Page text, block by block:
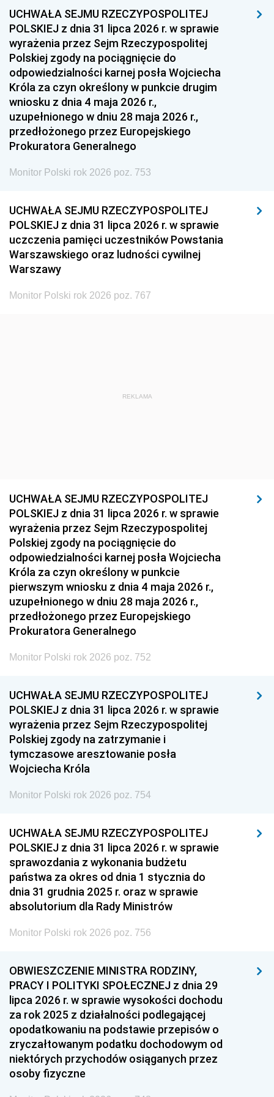
1954 1953 1952
1951 1950 1949
1948 1947
1939 1938 1937
1936 1930
UCHWAŁA SEJMU RZECZYPOSPOLITEJ
POLSKIEJ z dnia 31 lipca 2026 r. w sprawie
wyrażenia przez Sejm Rzeczypospolitej
Polskiej zgody na pociągnięcie do
odpowiedzialności karnej posła Wojciecha
Króla za czyn określony w punkcie drugim
wniosku z dnia 4 maja 2026 r.,
uzupełnionego w dniu 28 maja 2026 r.,
przedłożonego przez Europejskiego
Prokuratora Generalnego
Monitor Polski rok 2026 poz. 753
UCHWAŁA SEJMU RZECZYPOSPOLITEJ
POLSKIEJ z dnia 31 lipca 2026 r. w sprawie
uczczenia pamięci uczestników Powstania
Warszawskiego oraz ludności cywilnej
Warszawy
Monitor Polski rok 2026 poz. 767
REKLAMA
UCHWAŁA SEJMU RZECZYPOSPOLITEJ
POLSKIEJ z dnia 31 lipca 2026 r. w sprawie
wyrażenia przez Sejm Rzeczypospolitej
Polskiej zgody na pociągnięcie do
odpowiedzialności karnej posła Wojciecha
Króla za czyn określony w punkcie
pierwszym wniosku z dnia 4 maja 2026 r.,
uzupełnionego w dniu 28 maja 2026 r.,
przedłożonego przez Europejskiego
Prokuratora Generalnego
Monitor Polski rok 2026 poz. 752
UCHWAŁA SEJMU RZECZYPOSPOLITEJ
POLSKIEJ z dnia 31 lipca 2026 r. w sprawie
wyrażenia przez Sejm Rzeczypospolitej
Polskiej zgody na zatrzymanie i
tymczasowe aresztowanie posła
Wojciecha Króla
Monitor Polski rok 2026 poz. 754
UCHWAŁA SEJMU RZECZYPOSPOLITEJ
POLSKIEJ z dnia 31 lipca 2026 r. w sprawie
sprawozdania z wykonania budżetu
państwa za okres od dnia 1 stycznia do
dnia 31 grudnia 2025 r. oraz w sprawie
absolutorium dla Rady Ministrów
Monitor Polski rok 2026 poz. 756
OBWIESZCZENIE MINISTRA RODZINY,
PRACY I POLITYKI SPOŁECZNEJ z dnia 29
lipca 2026 r. w sprawie wysokości dochodu
za rok 2025 z działalności podlegającej
opodatkowaniu na podstawie przepisów o
zryczałtowanym podatku dochodowym od
niektórych przychodów osiąganych przez
osoby fizyczne